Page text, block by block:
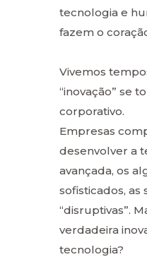
tecnologia e
fazem o
Vivemos
“inovação” se
corporativo.
Empresas
desenvolver a
avançada, os
sofisticados, as
“disruptivas”.
verdadeira
tecnologia?